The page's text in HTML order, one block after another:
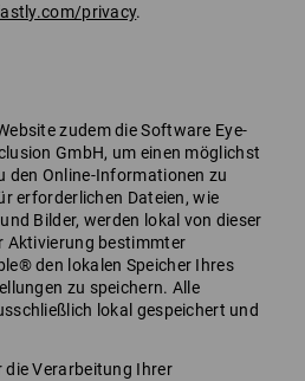
privacy.
zudem die Software Eye-
GmbH, um einen möglichst
den Online-Informationen zu
erforderlichen Dateien, wie
Bilder, werden lokal von dieser
Aktivierung bestimmter
den lokalen Speicher Ihres
zu speichern. Alle
lokal gespeichert und
die Verarbeitung Ihrer